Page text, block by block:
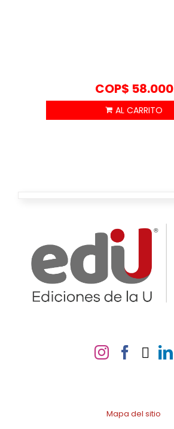
COP$ 58.000
Mapa del sitio